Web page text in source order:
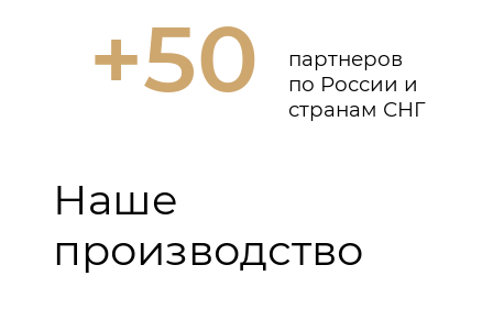
+50
партнеров
по России и
странам СНГ
Наше
производство